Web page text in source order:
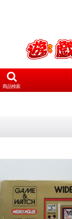
商品検索